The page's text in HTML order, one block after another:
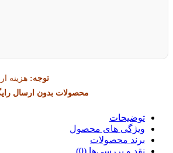
توجه: هزینه
محصولات بدون ارسال
توضیحات
ویژگی های محصول
برند محصولات
نقد و بررسی‌ها (0)